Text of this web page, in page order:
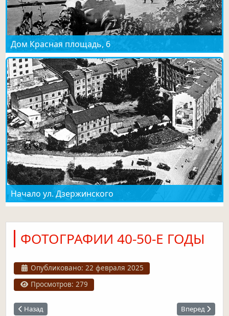
Дом Красная площадь, 6
Начало ул. Дзержинского
ФОТОГРАФИИ 40-50-Е ГОДЫ
Информация о материале
Опубликовано: 22 февраля 2025
Просмотров: 279
Предыдущий: Фотографии 80-е и 90-е годы
Назад Следующий:
Вперед